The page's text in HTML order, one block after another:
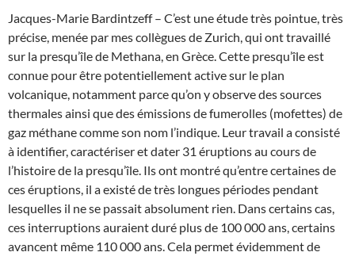
Jacques-Marie Bardintzeff – C’est une étude très pointue, très
précise, menée par mes collègues de Zurich, qui ont travaillé
sur la presqu’île de Methana, en Grèce. Cette presqu’île est
connue pour être potentiellement active sur le plan
volcanique, notamment parce qu’on y observe des sources
thermales ainsi que des émissions de fumerolles (mofettes) de
gaz méthane comme son nom l’indique. Leur travail a consisté
à identifier, caractériser et dater 31 éruptions au cours de
l’histoire de la presqu’île. Ils ont montré qu’entre certaines de
ces éruptions, il a existé de très longues périodes pendant
lesquelles il ne se passait absolument rien. Dans certains cas,
ces interruptions auraient duré plus de 100 000 ans, certains
avancent même 110 000 ans. Cela permet évidemment de